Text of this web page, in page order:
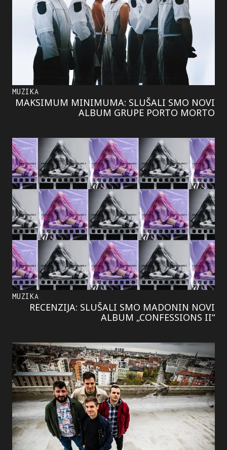
MUZIKA
MAKSIMUM MINIMUMA: SLUŠALI SMO NOVI
ALBUM GRUPE PORTO MORTO
MUZIKA
RECENZIJA: SLUŠALI SMO MADONIN NOVI
ALBUM „CONFESSIONS II“